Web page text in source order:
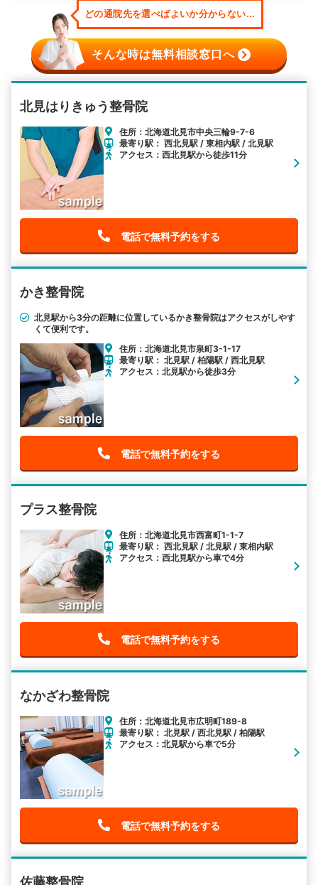
どの通院先を選べばよいか分からない...
そんな時は無料相談窓口へ
北見はりきゅう整骨院
住所：北海道北見市中央三輪9-7-6
最寄り駅： 西北見駅 / 東相内駅 / 北見駅
アクセス：西北見駅から徒歩11分
電話で無料予約をする
かき整骨院
北見駅から3分の距離に位置しているかき整骨院はアクセスがしやす
くて便利です。
住所：北海道北見市泉町3-1-17
最寄り駅： 北見駅 / 柏陽駅 / 西北見駅
アクセス：北見駅から徒歩3分
電話で無料予約をする
プラス整骨院
住所：北海道北見市西富町1-1-7
最寄り駅： 西北見駅 / 北見駅 / 東相内駅
アクセス：西北見駅から車で4分
電話で無料予約をする
なかざわ整骨院
住所：北海道北見市広明町189-8
最寄り駅： 北見駅 / 西北見駅 / 柏陽駅
アクセス：北見駅から車で5分
電話で無料予約をする
佐藤整骨院